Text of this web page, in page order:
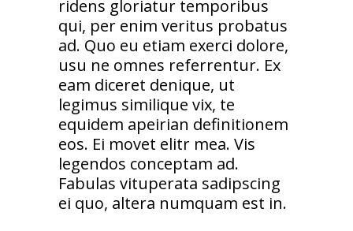
ridens gloriatur temporibus
qui, per enim veritus probatus
ad. Quo eu etiam exerci dolore,
usu ne omnes referrentur. Ex
eam diceret denique, ut
legimus similique vix, te
equidem apeirian definitionem
eos. Ei movet elitr mea. Vis
legendos conceptam ad.
Fabulas vituperata sadipscing
ei quo, altera numquam est in.